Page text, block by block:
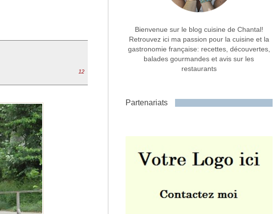
Commentaire ou message *
12
Bienvenue sur le blog cuisine de Chantal!
Retrouvez ici ma passion pour la cuisine et la
gastronomie française: recettes, découvertes,
balades gourmandes et avis sur les
restaurants
Partenariats